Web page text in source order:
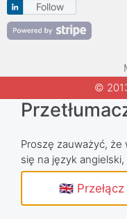
Follow
©
Proszę zauważyć, że
się na język
🇬🇧